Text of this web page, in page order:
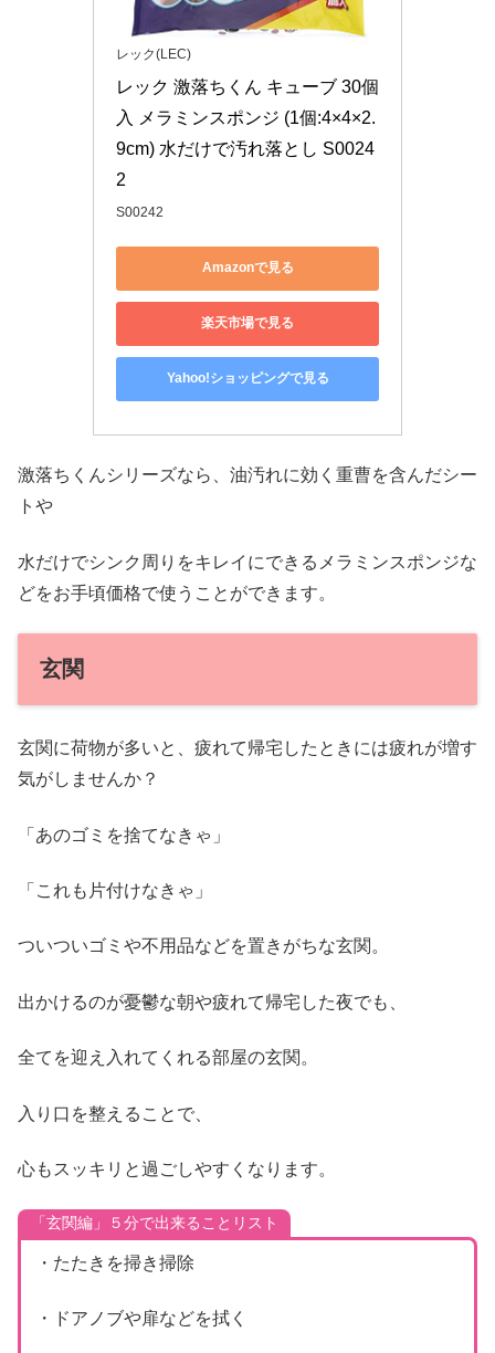
レック(LEC)
レック 激落ちくん キューブ 30個
入 メラミンスポンジ (1個:4×4×2.
9cm) 水だけで汚れ落とし S0024
2
S00242
Amazonで見る
楽天市場で見る
Yahoo!ショッピングで見る
激落ちくんシリーズなら、油汚れに効く重曹を含んだシー
トや
水だけでシンク周りをキレイにできるメラミンスポンジな
どをお手頃価格で使うことができます。
玄関
玄関に荷物が多いと、疲れて帰宅したときには疲れが増す
気がしませんか？
「あのゴミを捨てなきゃ」
「これも片付けなきゃ」
ついついゴミや不用品などを置きがちな玄関。
出かけるのが憂鬱な朝や疲れて帰宅した夜でも、
全てを迎え入れてくれる部屋の玄関。
入り口を整えることで、
心もスッキリと過ごしやすくなります。
「玄関編」５分で出来ることリスト
・たたきを掃き掃除
・ドアノブや扉などを拭く